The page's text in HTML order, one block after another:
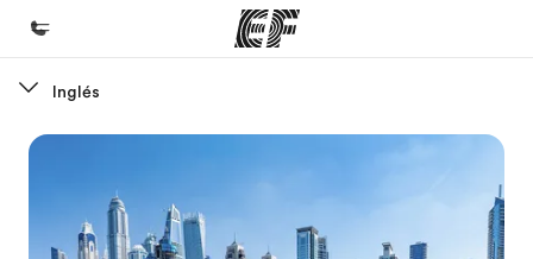
Bienvenido a EF
Programas
Ver todo lo que hacemos
Inglés